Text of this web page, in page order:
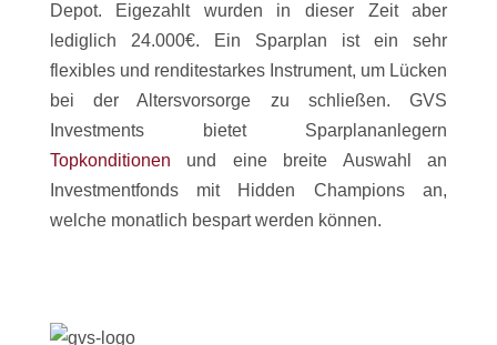
Depot. Eigezahlt wurden in dieser Zeit aber
lediglich 24.000€. Ein Sparplan ist ein sehr
flexibles und renditestarkes Instrument, um Lücken
bei der Altersvorsorge zu schließen. GVS
Investments bietet Sparplananlegern
Topkonditionen und eine breite Auswahl an
Investmentfonds mit Hidden Champions an,
welche monatlich bespart werden können.